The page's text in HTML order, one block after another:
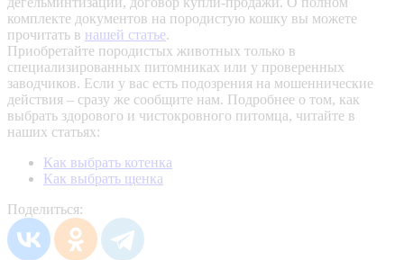
комплекте документов на породистую кошку вы можете
прочитать в нашей статье.
Приобретайте породистых животных только в
специализированных питомниках или у проверенных
заводчиков. Если у вас есть подозрения на мошеннические
действия – сразу же сообщите нам. Подробнее о том, как
выбрать здорового и чистокровного питомца, читайте в
наших статьях:
Как выбрать котенка
Как выбрать щенка
Поделиться: